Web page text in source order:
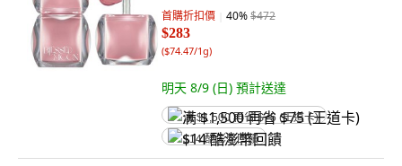
首購折扣價 40%$472
$283
($74.47/1g)
明天 8/9 (日) 預計送達
满 $1,500 再省 $75 (王道卡)
$14 酷澎幣回饋